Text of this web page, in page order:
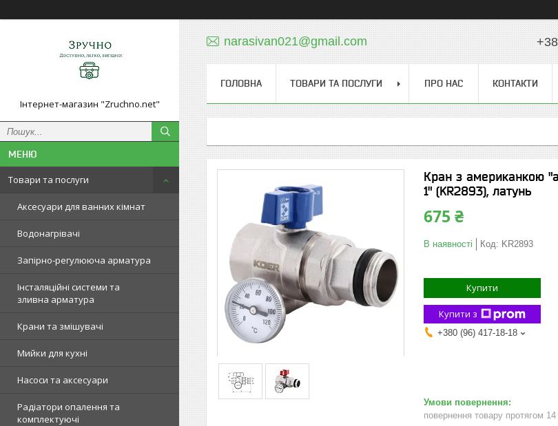
Інтернет-магазин "Zruchno.net"
Товари та послуги
Аксесуари для ванних кімнат
Водонагрівачі
Запірно-регулююча арматура
Інсталяційні системи та
зливна арматура
Крани та змішувачі
Мийки для кухні
Насоси та аксесуари
Радіатори опалення та
комплектуючі
narasivan021@gmail.com
ГОЛОВНА ТОВАРИ ТА ПОСЛУГИ ПРО НАС КОНТАКТИ
Кран з американкою
1" (KR2893), латунь
675 ₴
В наявності Код: KR2893
Купити
Купити з
+380 (96) 417-18-18
повернення товару протягом 14